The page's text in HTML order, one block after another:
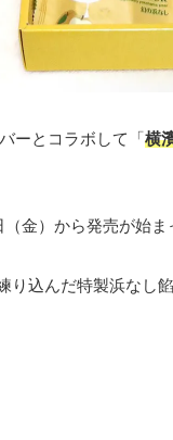
ーとコラボして「横
金）から発売が始ま
り込んだ特製浜なし